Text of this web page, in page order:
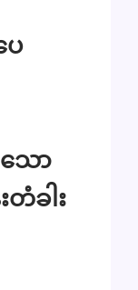
ေ
ော
ခါး